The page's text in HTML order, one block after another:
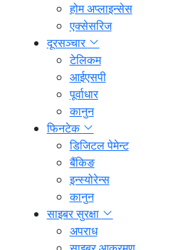
होम अप्लाइन्सेस
एक्सेसरिज
दूरसञ्चार
टेलिकम
आईएसपी
पूर्वाधार
कानुन
फिनटेक
डिजिटल पेमेन्ट
बैंकिङ
इन्स्योरेन्स
कानुन
साइबर सुरक्षा
अपराध